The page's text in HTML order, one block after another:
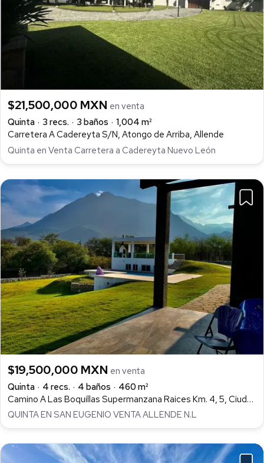
$21,500,000 MXN en venta
Quinta
3 recs. 3 baños
1,004 m²
Carretera A Cadereyta S/N, Atongo de Arriba, Allende
Quinta en Venta Carretera a Cadereyta Nuevo León
$19,500,000 MXN en venta
Quinta
4 recs. 4 baños
460 m²
Camino A Las Boquillas Supermanzana Raices Km. 4, 5, Ciudad Allende, Allende
QUINTA EN SAN EUGENIO VENTA ALLENDE N.L